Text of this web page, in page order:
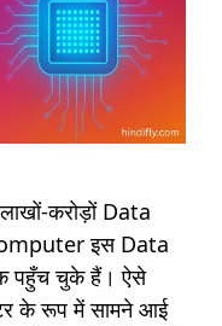
करोड़ों Data
इस Data
पहुँच चुके हैं। ऐसे
के रूप में सामने आई